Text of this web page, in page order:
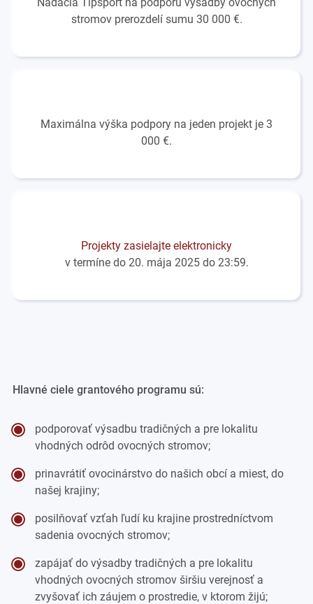
stromov prerozdelí sumu 30 000 €.
Maximálna výška podpory na jeden projekt je 3
000 €.
Projekty zasielajte elektronicky
v termíne do 20. mája 2025 do 23:59.
Hlavné ciele grantového programu sú:
podporovať výsadbu tradičných a pre lokalitu
vhodných odrôd ovocných stromov;
prinavrátiť ovocinárstvo do našich obcí a miest, do
našej krajiny;
posilňovať vzťah ľudí ku krajine prostredníctvom
sadenia ovocných stromov;
zapájať do výsadby tradičných a pre lokalitu
vhodných ovocných stromov širšiu verejnosť a
zvyšovať ich záujem o prostredie, v ktorom žijú;